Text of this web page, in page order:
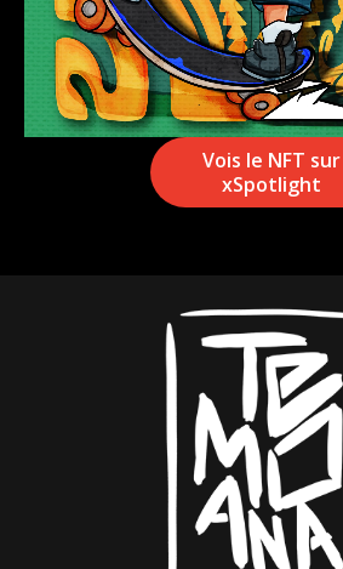
Vois le NFT sur
xSpotlight